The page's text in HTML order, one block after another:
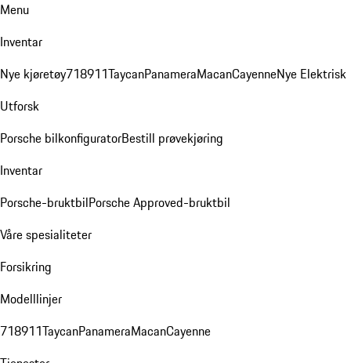
Menu
Inventar
Nye kjøretøy718911TaycanPanameraMacanCayenneNye Elektrisk
Utforsk
Porsche bilkonfiguratorBestill prøvekjøring
Inventar
Porsche-bruktbilPorsche Approved-bruktbil
Våre spesialiteter
Forsikring
Modelllinjer
718911TaycanPanameraMacanCayenne